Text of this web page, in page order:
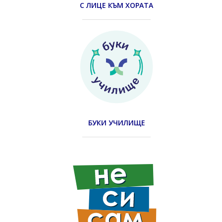
С ЛИЦЕ КЪМ ХОРАТА
БУКИ УЧИЛИЩЕ